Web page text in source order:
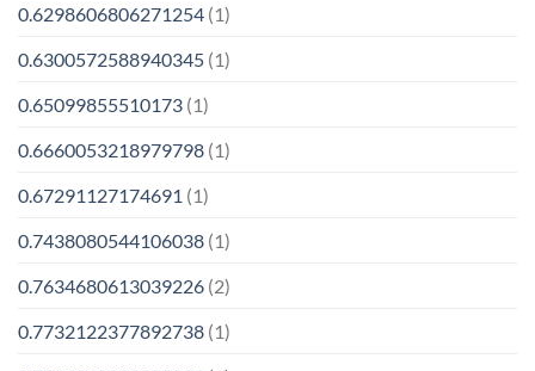
0.6298606806271254 (1)
0.6300572588940345 (1)
0.65099855510173 (1)
0.6660053218979798 (1)
0.67291127174691 (1)
0.7438080544106038 (1)
0.7634680613039226 (2)
0.7732122377892738 (1)